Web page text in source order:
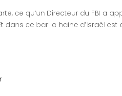
ce qu’un Directeur du FBI a
dans ce bar la haine d’Israël